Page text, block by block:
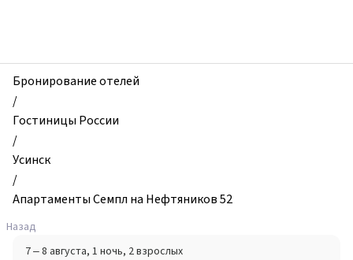
и
квартиры,
Апартаменты
Семпл
на
Нефтяников
52,
Усинск,
Россия
Бронирование отелей
/
Гостиницы России
/
Усинск
/
Апартаменты Семпл на Нефтяников 52
Назад
7 – 8 августа, 1 ночь, 2 взрослых